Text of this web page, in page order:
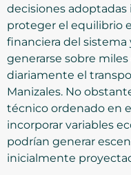
decisiones
proteger el equilibrio
financiera del
generarse sobre
diariamente el
Manizales. No
técnico ordenado en
incorporar variables
podrían generar
inicialmente